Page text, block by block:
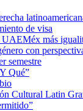
de visa
UAEMéx más
con
semestre
Qué”
Cultural Latin